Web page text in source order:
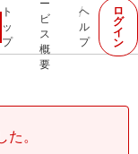
ト
ッ
プ
ー
ビ
ス
概
要
ヘ
ル
プ
ロ
グ
イ
ン
。